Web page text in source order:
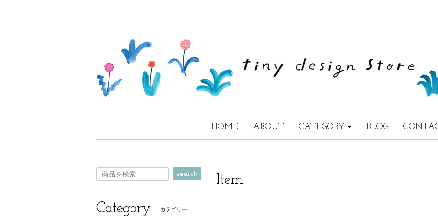
HOME ABOUT CATEGORY BLOG
Item
search
Category カテゴリー